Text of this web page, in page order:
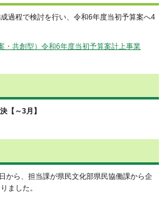
過程で検討を行い、令和6年度当初予算案へ4
・共創型）令和6年度当初予算案計上事業
【～3月】
から、担当課が県民文化部県民協働課から企
ました。